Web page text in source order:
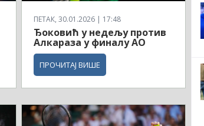
ПЕТАК, 30.01.2026 | 17:48
Ђоковић у недељу против
Алкараза у финалу АО
ПРОЧИТАЈ ВИШЕ